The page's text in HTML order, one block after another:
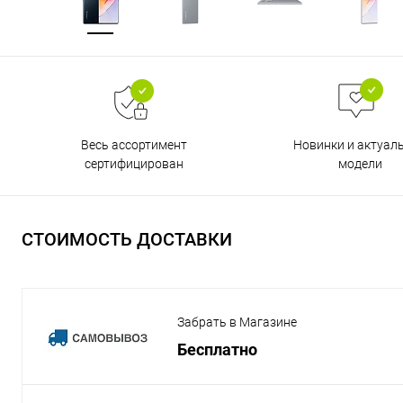
Весь ассортимент
сертифицирован
Новинки и
модели
СТОИМОСТЬ ДОСТАВКИ
Забрать в Магазине
Бесплатно